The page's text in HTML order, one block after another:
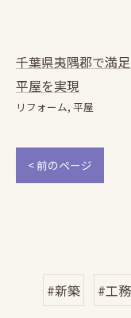
千葉県夷隅郡で満
平屋を実現
リフォーム 平屋
< 前のページ
#新築 #工